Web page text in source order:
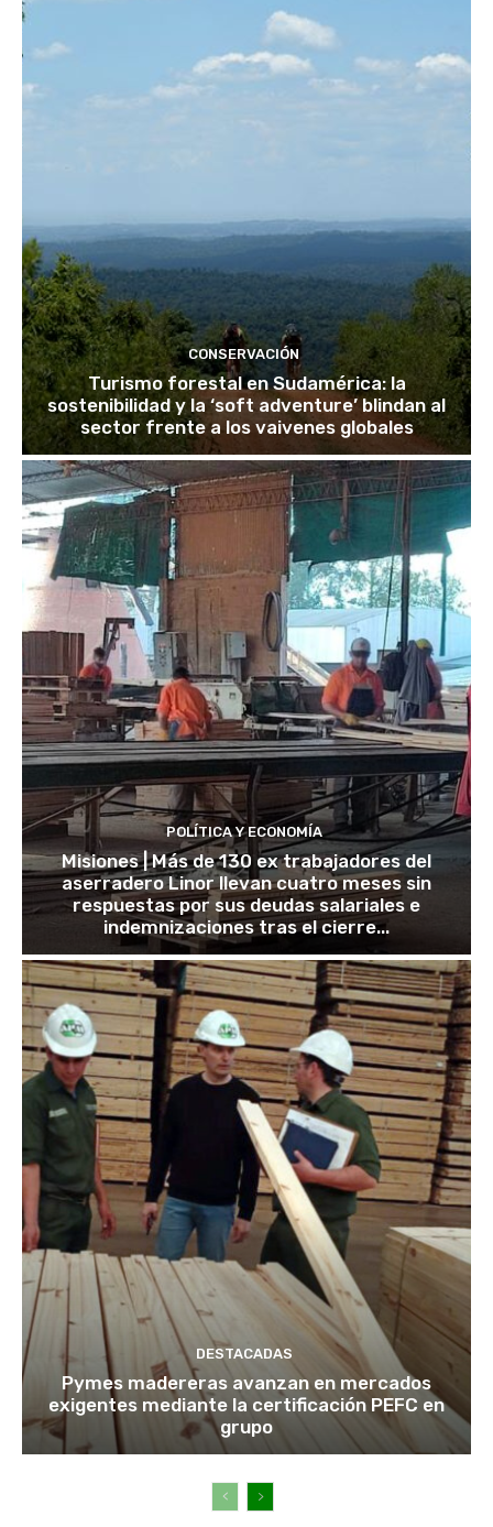
CONSERVACIÓN
Turismo forestal en Sudamérica: la
sostenibilidad y la ‘soft adventure’ blindan al
sector frente a los vaivenes globales
POLÍTICA Y ECONOMÍA
Misiones | Más de 130 ex trabajadores del
aserradero Linor llevan cuatro meses sin
respuestas por sus deudas salariales e
indemnizaciones tras el cierre...
DESTACADAS
Pymes madereras avanzan en mercados
exigentes mediante la certificación PEFC en
grupo